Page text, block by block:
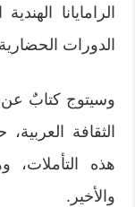
الرامايانا
الدورات
وسيتوج كتابٌ عن
الثقافة
هذه التأملات،
والأخير.